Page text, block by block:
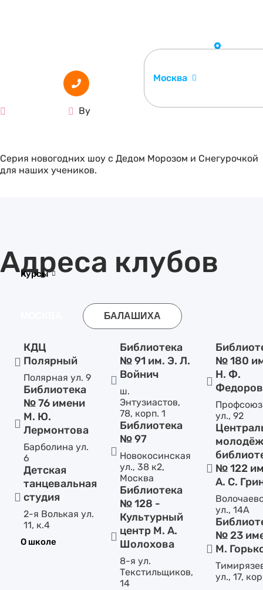
Курсы
О школе
Москва
By
Серия новогодних шоу с Дедом Морозом и Снегурочкой
для наших учеников.
Адреса клубов
БАЛАШИХА
КДЦ
Полярный
Полярная ул. 9
Библиотека
№ 76 имени
М. Ю.
Лермонтова
Барболина ул.
6
Детская
танцевальная
студия
2-я Волькая ул.
11, к.4
Библиотека
№ 91 им. Э. Л.
Войнич
ш.
Энтузиастов,
78, корп. 1
Библиотека
№ 97
Новокосинская
ул., 38 к2,
Москва
Библиотека
№ 128 -
Культурный
центр М. А.
Шолохова
8-я ул.
Текстильщиков,
14
№ 180
Н. Ф.
ул., 92
№ 122
А. С.
ул., 14А
№ 23
М.
ул., 17,